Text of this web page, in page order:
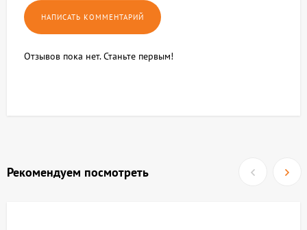
Отзывов пока нет. Станьте первым!
Рекомендуем посмотреть